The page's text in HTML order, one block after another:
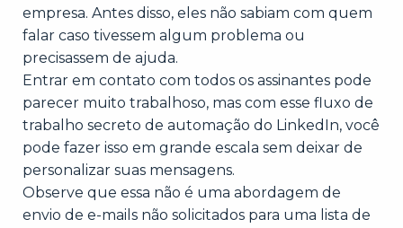
empresa. Antes disso, eles não sabiam com quem
falar caso tivessem algum problema ou
precisassem de ajuda.
Entrar em contato com todos os assinantes pode
parecer muito trabalhoso, mas com esse fluxo de
trabalho secreto de automação do LinkedIn, você
pode fazer isso em grande escala sem deixar de
personalizar suas mensagens.
Observe que essa não é uma abordagem de
envio de e-mails não solicitados para uma lista de